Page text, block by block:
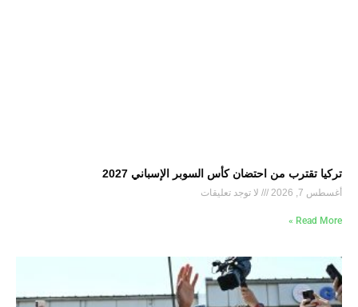
تركيا تقترب من احتضان كأس السوبر الإسباني 2027
أغسطس 7, 2026 لا توجد تعليقات
Read More »